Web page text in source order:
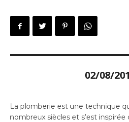
02/08/
La plomberie est une technique
nombreux siècles et s’est inspirée